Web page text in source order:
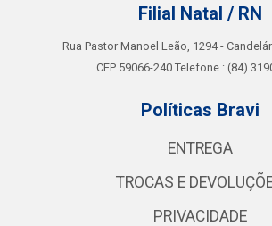
Filial Natal / RN
Rua Pastor Manoel Leão, 1294 -
CEP 59066-240 Telefone.: (84)
Políticas Bravi
ENTREGA
TROCAS E
PRIVACIDADE